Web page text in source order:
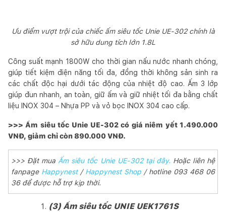
Ưu điểm vượt trội của chiếc ấm siêu tốc Unie UE-302 chính là
sở hữu dung tích lớn 1.8L
Công suất mạnh 1800W cho thời gian nấu nước nhanh chóng,
giúp tiết kiệm điện năng tối đa, đồng thời không sản sinh ra
các chất độc hại dưới tác động của nhiệt độ cao. Ấm 3 lớp
giúp đun nhanh, an toàn, giữ ấm và giữ nhiệt tối đa bằng chất
liệu INOX 304 – Nhựa PP và vỏ bọc INOX 304 cao cấp.
>>> Ấm siêu tốc Unie UE-302 có giá niêm yết 1.490.000
VNĐ, giảm chỉ còn 890.000 VNĐ.
>>> Đặt mua Ấm siêu tốc Unie UE-302 tại đây. Hoặc liên hệ
fanpage Happynest/ Happynest Shop / hotline 093 468 06
36 để được hỗ trợ kịp thời.
(3) Ấm siêu tốc UNIE UEK1761S